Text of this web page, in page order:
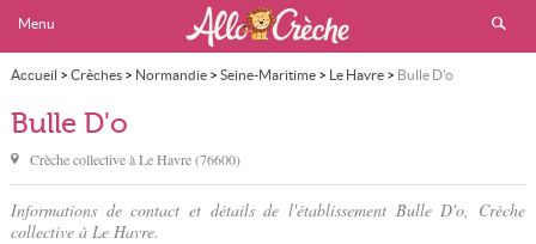
Menu
Accueil > Crèches> Normandie> Seine-Maritime> Le Havre> Bulle D'o
Bulle D'o
Crèche collective àLe Havre(76600)
Informations de contact et détails de l'établissement Bulle D'o, Crèche
collective à Le Havre.